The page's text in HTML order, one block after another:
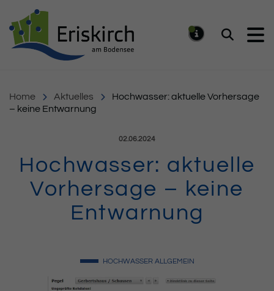
Suchen
Home Aktuelles
Hochwasser: aktuelle Vorhersage
– keine Entwarnung
Veröffentlicht am:
02.06.2024
Hochwasser: aktuelle
Vorhersage – keine
Entwarnung
HOCHWASSER ALLGEMEIN